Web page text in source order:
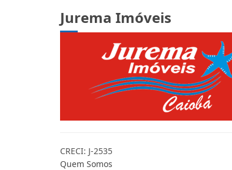
Jurema Imóveis
CRECI: J-2535
Quem Somos